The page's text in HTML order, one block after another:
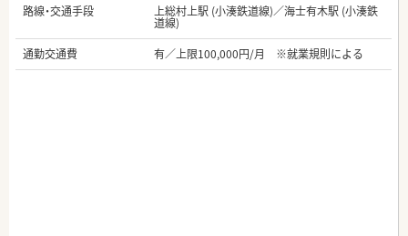
路線・交通手段 上総村上駅 (小湊鉄道線)／海士有木駅 (小湊鉄
道線)
通勤交通費
有／上限100,000円/月 ※就業規則による